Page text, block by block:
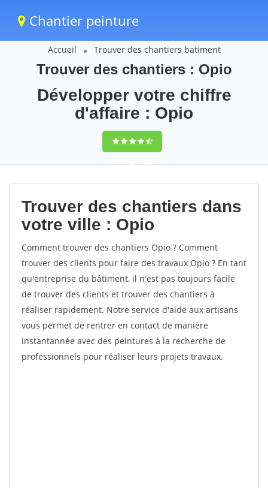
Chantier peinture
Accueil Trouver des chantiers batiment
Trouver des chantiers : Opio
Développer votre chiffre
d'affaire : Opio
9,5(100%)55
votes
Trouver des chantiers dans
votre ville : Opio
Comment trouver des chantiers Opio ? Comment
trouver des clients pour faire des travaux Opio ? En tant
qu'entreprise du bâtiment, il n'est pas toujours facile
de trouver des clients et trouver des chantiers à
réaliser rapidement. Notre service d'aide aux artisans
vous permet de rentrer en contact de manière
instantannée avec des peintures à la recherche de
professionnels pour réaliser leurs projets travaux.